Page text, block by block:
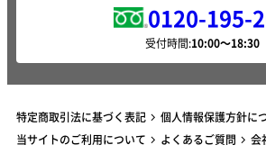
0120-195-
受付時間:
特定商取引法に基づく表記
個人情報保護方針に
当サイトのご利用について
よくあるご質問
会